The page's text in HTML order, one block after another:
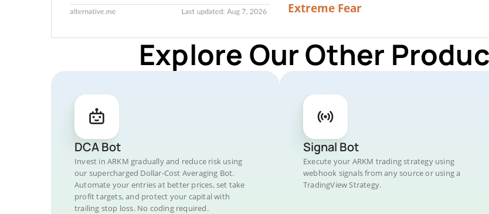
Extreme Fear
Explore Our Other
DCA Bot
Invest in ARKM gradually and reduce risk using
our supercharged Dollar-Cost Averaging Bot.
Automate your entries at better prices, set take
profit targets, and protect your capital with
trailing stop loss. No coding required.
Signal Bot
Execute your ARKM trading strategy using
webhook signals from any source or using a
TradingView Strategy.